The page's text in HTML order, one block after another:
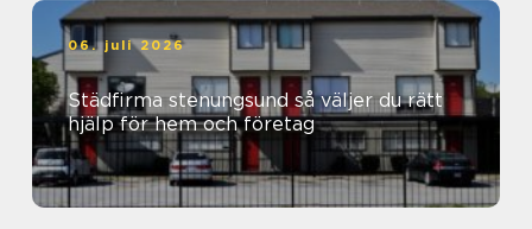
06. juli 2026
Städfirma stenungsund så väljer du rätt
hjälp för hem och företag